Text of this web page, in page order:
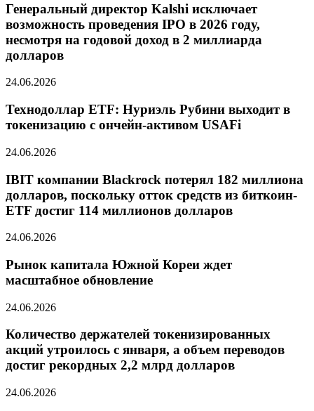
Генеральный директор Kalshi исключает
возможность проведения IPO в 2026 году,
несмотря на годовой доход в 2 миллиарда
долларов
24.06.2026
Технодоллар ETF: Нуриэль Рубини выходит в
токенизацию с ончейн-активом USAFi
24.06.2026
IBIT компании Blackrock потерял 182 миллиона
долларов, поскольку отток средств из биткоин-
ETF достиг 114 миллионов долларов
24.06.2026
Рынок капитала Южной Кореи ждет
масштабное обновление
24.06.2026
Количество держателей токенизированных
акций утроилось с января, а объем переводов
достиг рекордных 2,2 млрд долларов
24.06.2026